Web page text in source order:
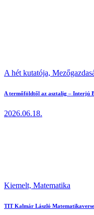
A hét kutatója,
A termőföldtől az asztalig – Interjú
2026.06.18.
Kiemelt, Matematika
TIT Kalmár László